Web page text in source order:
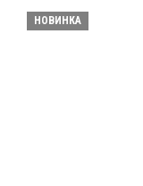
НОВИНКА